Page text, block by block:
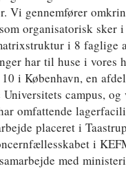
Vi gennemfører
organisatorisk sker i
i 8 faglige
har til huse i vores
i København, en
campus,
omfattende
placeret i
i
med